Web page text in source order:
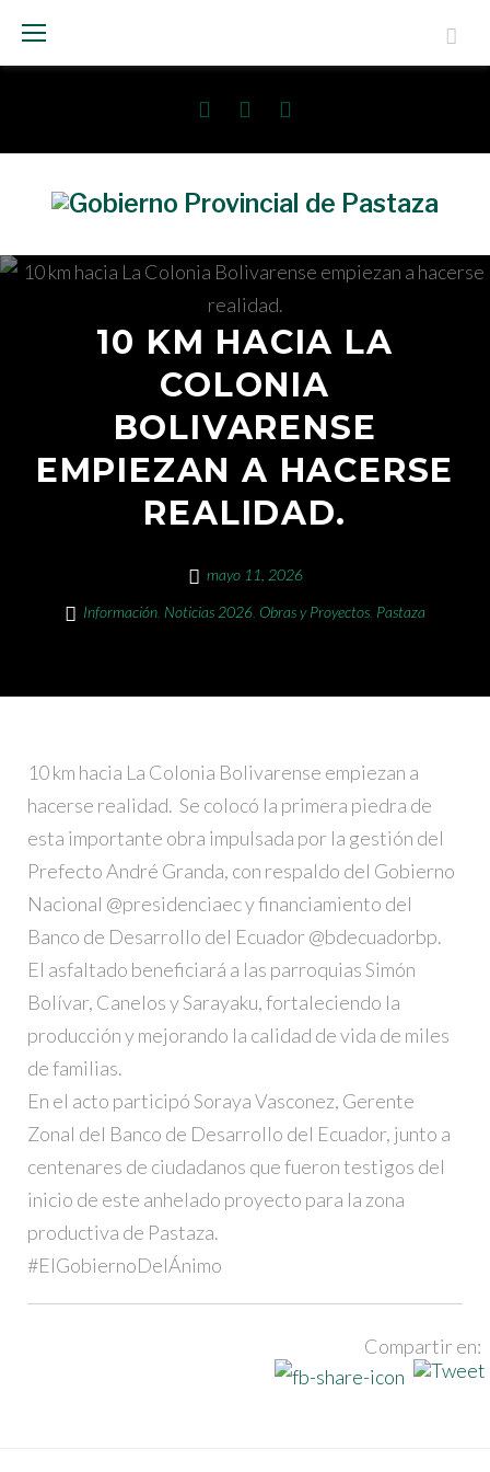
10 KM HACIA LA
COLONIA
BOLIVARENSE
EMPIEZAN A HACERSE
REALIDAD.
mayo 11, 2026
Información Noticias 2026 Obras y Proyectos Pastaza
10 km hacia La Colonia Bolivarense empiezan a
hacerse realidad. Se colocó la primera piedra de
esta importante obra impulsada por la gestión del
Prefecto André Granda, con respaldo del Gobierno
Nacional @presidenciaec y financiamiento del
Banco de Desarrollo del Ecuador @bdecuadorbp.
El asfaltado beneficiará a las parroquias Simón
Bolívar, Canelos y Sarayaku, fortaleciendo la
producción y mejorando la calidad de vida de miles
de familias.
En el acto participó Soraya Vasconez, Gerente
Zonal del Banco de Desarrollo del Ecuador, junto a
centenares de ciudadanos que fueron testigos del
inicio de este anhelado proyecto para la zona
productiva de Pastaza.
#ElGobiernoDelÁnimo
Compartir en: